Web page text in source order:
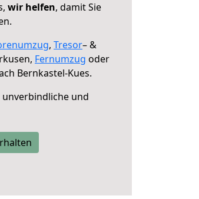
wir helfen, damit Sie
, Tresor– &
Fernumzug oder
Bernkastel-Kues.
und